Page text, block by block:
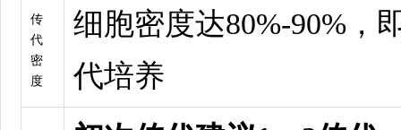
传
代
密
度
细胞密度达80%-90%，
代培养